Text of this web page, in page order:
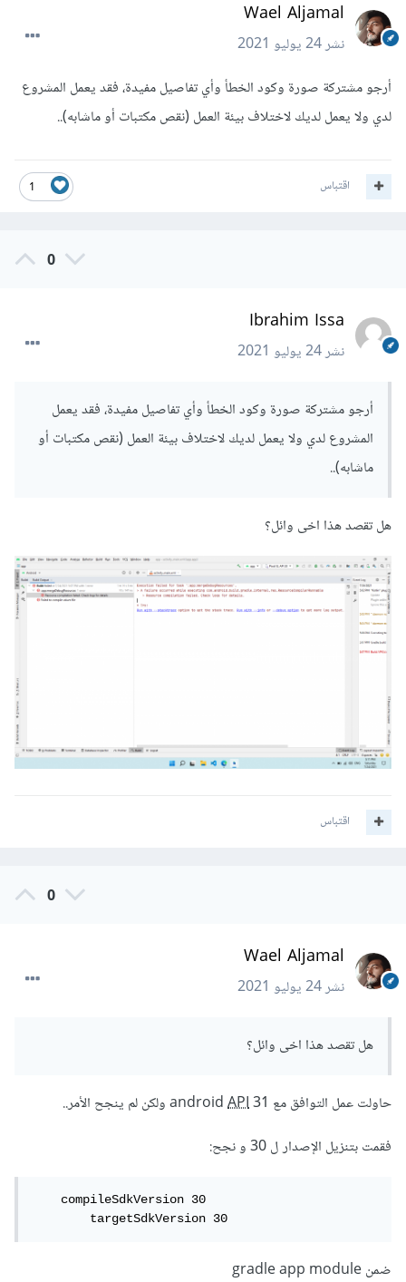
Wael Aljamal
نشر24 يوليو 2021
أرجو مشتركة صورة وكود الخطأ وأي تفاصيل مفيدة، فقد يعمل المشروع
لدي ولا يعمل لديك لاختلاف بيئة العمل (نقص مكتبات أو ماشابه)..
1 اقتباس
0
Ibrahim Issa
نشر24 يوليو 2021
أرجو مشتركة صورة وكود الخطأ وأي تفاصيل مفيدة، فقد يعمل
المشروع لدي ولا يعمل لديك لاختلاف بيئة العمل (نقص مكتبات أو
ماشابه)..
هل تقصد هذا اخى وائل؟
اقتباس
0
Wael Aljamal
نشر24 يوليو 2021
هل تقصد هذا اخى وائل؟
حاولت عمل التوافق مع android API31 ولكن لم ينجح الأمر..
فقمت بتنزيل الإصدار ل 30 و نجح:
    compileSdkVersion 30
        targetSdkVersion 30
ضمن gradle app module